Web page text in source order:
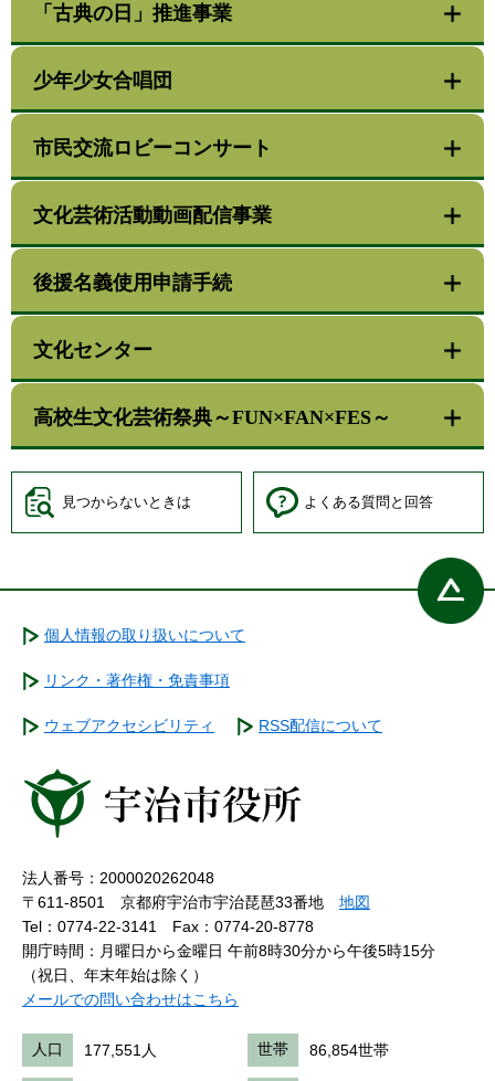
「古典の日」推進事業
少年少女合唱団
市民交流ロビーコンサート
文化芸術活動動画配信事業
後援名義使用申請手続
文化センター
高校生文化芸術祭典～FUN×FAN×FES～
見つからないときは よくある質問と回答
個人情報の取り扱いについて
リンク・著作権・免責事項
ウェブアクセシビリティ RSS配信について
法人番号：2000020262048
〒611-8501 京都府宇治市宇治琵琶33番地 地図
Tel：0774-22-3141
Fax：0774-20-8778
開庁時間：月曜日から金曜日 午前8時30分から午後5時15分
（祝日、年末年始は除く）
メールでの問い合わせはこちら
人口 177,551人 世帯 86,854世帯